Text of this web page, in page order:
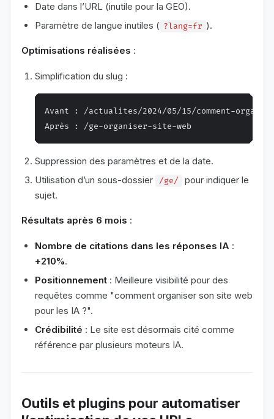
Date dans l’URL (inutile pour la GEO).
Paramètre de langue inutiles ( ?lang=fr ).
Optimisations réalisées :
Simplification du slug :
Avant : /actualites/2024/05/15/comment-
Suppression des paramètres et de la date.
Utilisation d’un sous-dossier
/ge/
pour indiquer le
sujet.
Résultats après 6 mois :
Nombre de citations dans les réponses IA :
+210%.
Positionnement : Meilleure visibilité pour des
requêtes comme "comment organiser son site web
pour les IA ?".
Crédibilité : Le site est désormais cité comme
référence par plusieurs moteurs IA.
Outils et plugins pour automatiser